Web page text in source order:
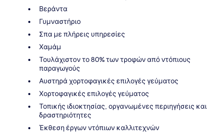
Βεράντα
Γυμναστήριο
Σπα με πλήρεις υπηρεσίες
Χαμάμ
Τουλάχιστον το 80% των τροφών από ντόπιους
παραγωγούς
Αυστηρά χορτοφαγικές επιλογές γεύματος
Χορτοφαγικές επιλογές γεύματος
Τοπικής ιδιοκτησίας, οργανωμένες περιηγήσεις και
δραστηριότητες
Έκθεση έργων ντόπιων καλλιτεχνών